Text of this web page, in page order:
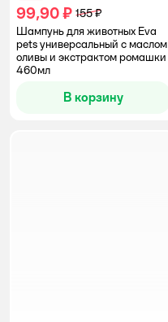
99,90 ₽ 155 ₽
Шампунь для животных Eva
pets универсальный с маслом
оливы и экстрактом ромашки
460мл
В корзину